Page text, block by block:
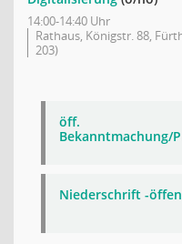
14:00-14:40 Uhr
Rathaus, Königstr. 88,
203)
öff.
Bekanntmachung/
Niederschrift -